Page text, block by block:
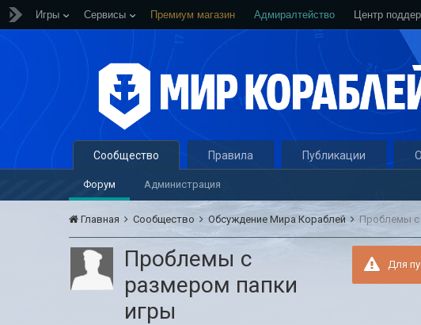
Игры Сервисы Премиум магазин Адмиралтейство Центр
Сообщество
Форум Администрация
Правила Публикации
Главная Сообщество Обсуждение Мира Кораблей Проблемы с
Для
Проблемы с
размером папки
игры